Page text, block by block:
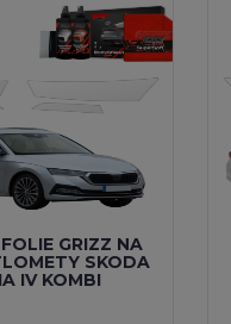
GRIZZ NA
SKODA
IV KOMBI